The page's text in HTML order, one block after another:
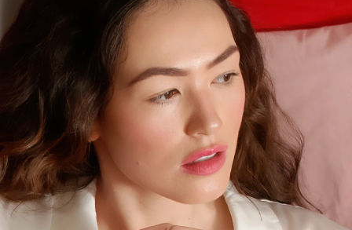
Giriş
Kullanici profi̇li̇
Cihazlarım
Siparişlerim
Adresim
Aboneliklerim
FAQ™ Pure Beauty-Tech Elixir
BREAKING NEWS
issa™ Teeth Whitening Set
Dil Seçimi
English Deutsch
Español
Français
Português
Polski
Svenska
Русский
Türkçe
简体中文 繁體中文